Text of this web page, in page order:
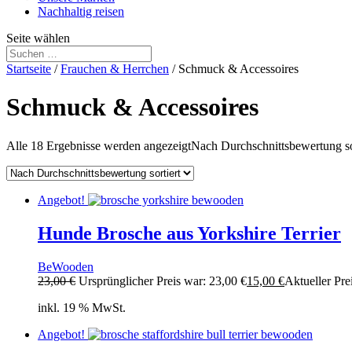
Nachhaltig reisen
Seite wählen
Startseite /Frauchen & Herrchen / Schmuck & Accessoires
Schmuck & Accessoires
Alle 18 Ergebnisse werden angezeigtNach Durchschnittsbewertung
Angebot!
Hunde Brosche aus Yorkshire Terrier
BeWooden
23,00€ Ursprünglicher Preis war: 23,00 €15,00 €Aktueller
inkl. 19 % MwSt.
Angebot!